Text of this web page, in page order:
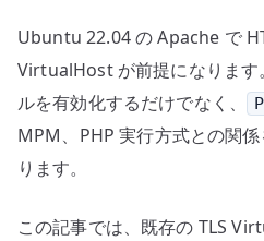
Ubuntu 22.04 の Apache で
VirtualHost が前提になります
ルを有効化するだけでなく、
MPM、PHP 実行方式との関
ります。
この記事では、既存の TLS